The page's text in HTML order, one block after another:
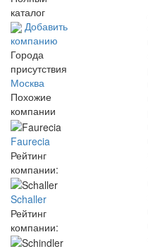
каталог
Добавить
компанию
Города
присутствия
Москва
Похожие
компании
Faurecia
Рейтинг
компании:
Schaller
Рейтинг
компании: